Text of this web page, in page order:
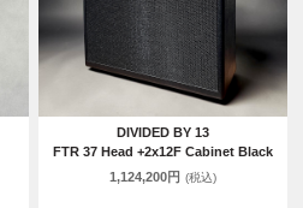
DIVIDED BY 13
FTR 37 Head +2x12F Cabinet Black
1,124,200円 (税込)